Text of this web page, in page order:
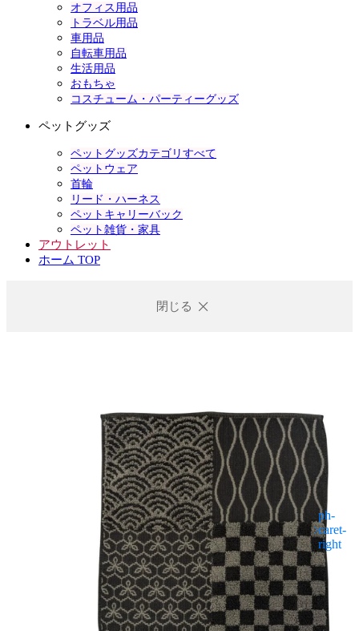
オフィス用品
トラベル用品
車用品
自転車用品
生活用品
おもちゃ
コスチューム・パーティーグッズ
ペットグッズ
ペットグッズカテゴリすべて
ペットウェア
首輪
リード・ハーネス
ペットキャリーバック
ペット雑貨・家具
アウトレット
ホーム TOP
閉じる